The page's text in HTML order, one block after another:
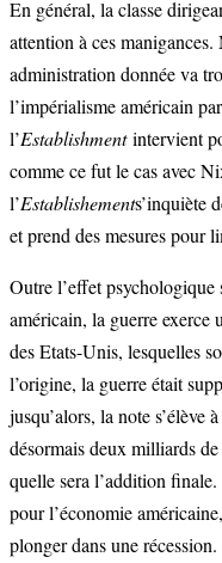
En général, la classe
attention à ces
administration donnée va
l’impérialisme américain
l’Establishmentintervient
comme ce fut le cas avec
l’Establishements’inquiète
et prend des mesures pour
Outre l’effet
américain, la guerre exerce
des Etats-Unis, lesquelles
l’origine, la guerre était
jusqu’alors, la note
désormais deux milliards
quelle sera l’addition finale.
pour l’économie
plonger dans une